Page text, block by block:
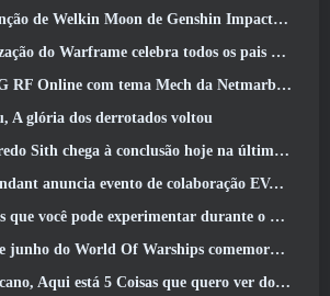
Welkin Moon de Genshin Impact chega ao fim.. Na lua
do Warframe celebra todos os pais do espaço
com tema Mech da Netmarble será lançado globalmente
A glória dos derrotados voltou
chega à conclusão hoje na última atualização do SWTOR
anuncia evento de colaboração EVANGELION
você pode experimentar durante o Steam Next Fest
comemora o Dia da Independência dos EUA com uma nova campanha narrativa
Aqui está 5 Coisas que quero ver do MMO Riot